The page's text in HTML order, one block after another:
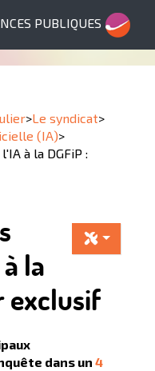
PUBLIQUES
>Le syndicat>
(IA)>
à la DGFiP :
la
exclusif
dans un 4